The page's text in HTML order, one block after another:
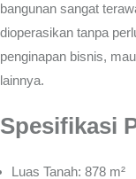
bangunan sangat
dioperasikan tanpa
penginapan bisnis,
lainnya.
Spesifikasi
Luas Tanah: 878 m²